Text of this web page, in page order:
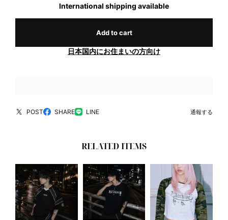
International shipping available
Add to cart
日本国内にお住まいの方向け
POST SHARE LINE 通報する
RELATED ITEMS